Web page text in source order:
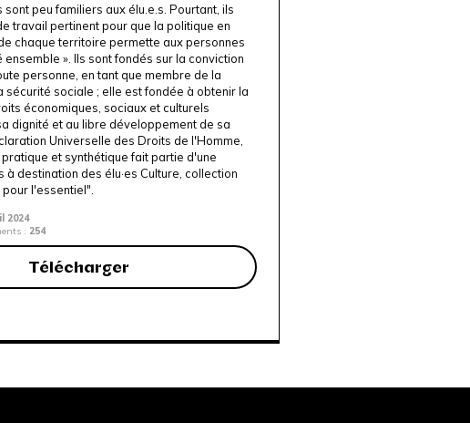
peu familiers aux élu.e.s. Pourtant, ils
travail pertinent pour que la politique en
chaque territoire permette aux personnes
ensemble ». Ils sont fondés sur la conviction
personne, en tant que membre de la
sécurité sociale ; elle est fondée à obtenir la
économiques, sociaux et culturels
dignité et au libre développement de sa
Universelle des Droits de l'Homme,
et synthétique fait partie d'une
à destination des élu·es Culture, collection
l'essentiel".
2024
: 254
Télécharger